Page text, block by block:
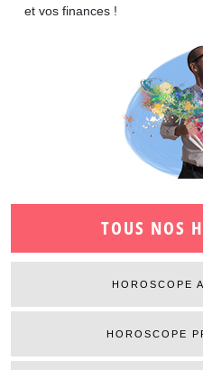
TOUS NOS
HOROSCOPE
HOROSCOPE
et vos finances !